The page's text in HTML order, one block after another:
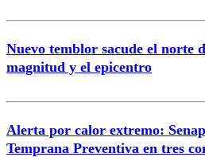
Nuevo temblor sacude el norte
magnitud y el epicentro
Alerta por calor extremo:
Temprana Preventiva en tres